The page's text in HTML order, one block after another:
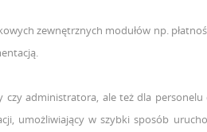
zewnętrznych modułów np.
administratora, ale też dla personelu
umożliwiający w szybki sposób